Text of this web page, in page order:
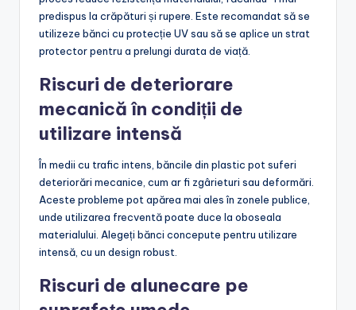
predispus la crăpături și rupere. Este recomandat să se
utilizeze bănci cu protecție UV sau să se aplice un strat
protector pentru a prelungi durata de viață.
Riscuri de deteriorare
mecanică în condiții de
utilizare intensă
În medii cu trafic intens, băncile din plastic pot suferi
deteriorări mecanice, cum ar fi zgârieturi sau deformări.
Aceste probleme pot apărea mai ales în zonele publice,
unde utilizarea frecventă poate duce la oboseala
materialului. Alegeți bănci concepute pentru utilizare
intensă, cu un design robust.
Riscuri de alunecare pe